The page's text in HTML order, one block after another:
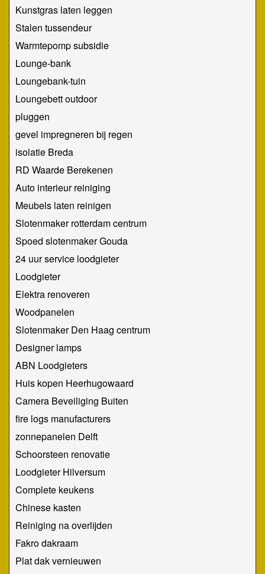
Kunstgras laten leggen
Stalen tussendeur
Warmtepomp subsidie
Lounge-bank
Loungebank-tuin
Loungebett outdoor
pluggen
gevel impregneren bij regen
isolatie Breda
RD Waarde Berekenen
Auto interieur reiniging
Meubels laten reinigen
Slotenmaker rotterdam centrum
Spoed slotenmaker Gouda
24 uur service loodgieter
Loodgieter
Elektra renoveren
Woodpanelen
Slotenmaker Den Haag centrum
Designer lamps
ABN Loodgieters
Huis kopen Heerhugowaard
Camera Beveiliging Buiten
fire logs manufacturers
zonnepanelen Delft
Schoorsteen renovatie
Loodgieter Hilversum
Complete keukens
Chinese kasten
Reiniging na overlijden
Fakro dakraam
Plat dak vernieuwen